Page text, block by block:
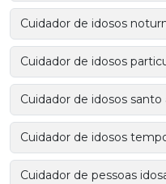
Cuidador de idosos
Cuidador de idosos
Cuidador de idosos santo
Cuidador de idosos
Cuidador de pessoas